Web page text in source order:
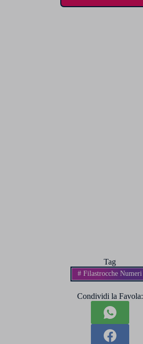
Tag
# Filastrocche Numeri
Condividi la Favola: